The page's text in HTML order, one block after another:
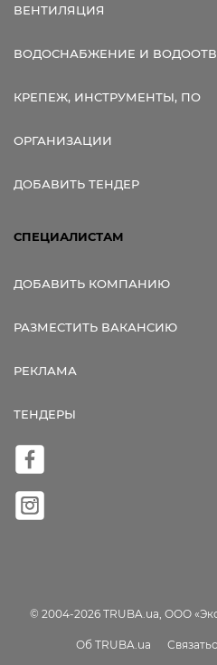
ВЕНТИЛЯЦИЯ
ВОДОСНАБЖЕНИЕ И
КРЕПЕЖ, ИНСТРУМЕНТЫ, ПО
ОРГАНИЗАЦИИ
ДОБАВИТЬ ТЕНДЕР
СПЕЦИАЛИСТАМ
ДОБАВИТЬ КОМПАНИЮ
РАЗМЕСТИТЬ ВАКАНСИЮ
РЕКЛАМА
ТЕНДЕРЫ
© 2004-2026 TRUBA.ua, ООО
Об TRUBA.ua